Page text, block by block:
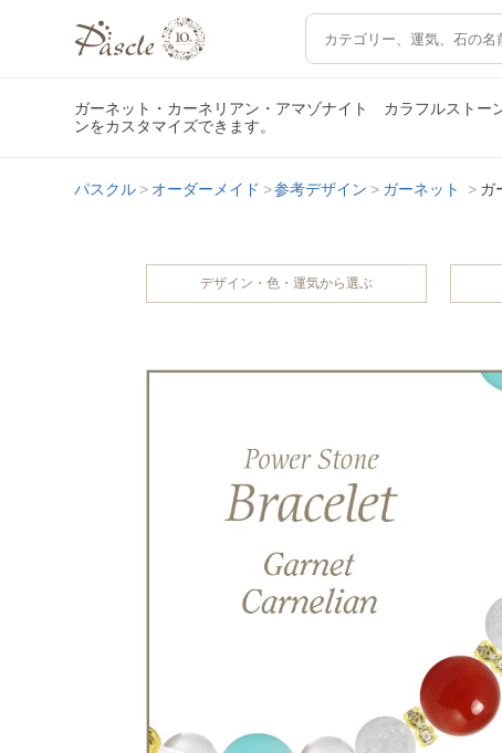
ガーネット・カーネリアン・アマゾナイト カラフルストー
ンをカスタマイズできます。
パスクル オーダーメイド 参考デザイン ガーネット ガ
デザイン・色・運気から選ぶ